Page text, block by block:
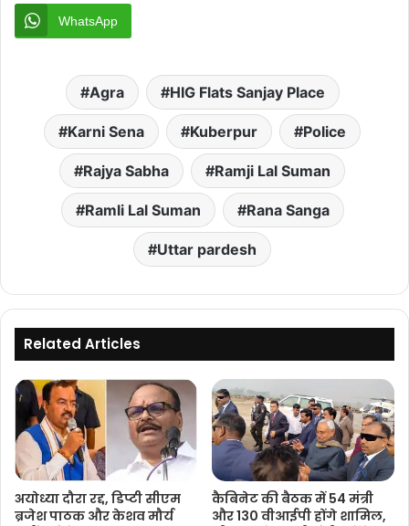
WhatsApp
Agra HIG Flats Sanjay Place
Karni Sena Kuberpur Police
Rajya Sabha Ramji Lal Suman
Ramli Lal Suman Rana Sanga
Uttar pardesh
Related Articles
अयोध्या दौरा रद्द, डिप्टी सीएम
ब्रजेश पाठक और केशव मौर्य
कैबिनेट की बैठक में 54 मंत्री
और 130 वीआईपी होंगे शामिल,